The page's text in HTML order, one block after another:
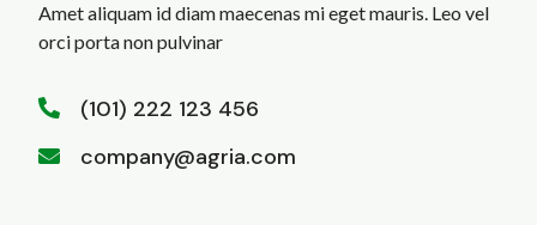
Amet aliquam id diam maecenas mi eget mauris. Leo vel
orci porta non pulvinar
(101) 222 123 456
company@agria.com